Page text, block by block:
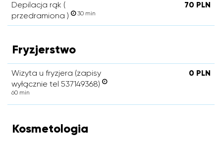
Depilacja rąk (
przedramiona )
30 min
70 PLN
Fryzjerstwo
Wizyta u fryzjera (zapisy
wyłącznie tel 537149368)
60 min
0 PLN
Kosmetologia